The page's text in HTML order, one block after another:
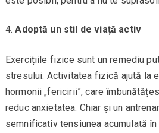
Adoptă un stil de viață activ
Exercițiile fizice sunt un remediu
stresului. Activitatea fizică ajută la
hormonii „fericirii”, care
reduc anxietatea. Chiar și un
semnificativ tensiunea acumulată